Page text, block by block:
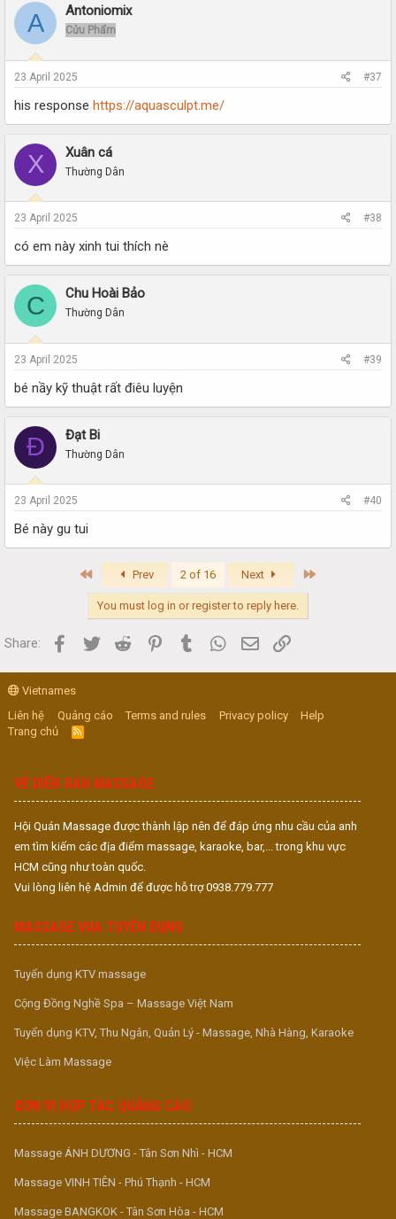
A Antoniomix
Cửu Phẩm
23 April 2025 #37
his response https://aquasculpt.me/
X Xuân cá
Thường Dân
23 April 2025 #38
có em này xinh tui thích nè
C Chu Hoài Bảo
Thường Dân
23 April 2025 #39
bé nầy kỹ thuật rất điêu luyện
Đ Đạt Bi
Thường Dân
23 April 2025 #40
Bé này gu tui
Prev 2 of 16 Next
You must log in or register to reply here.
Share: Facebook
Twitter Reddit PinterestTumblr WhatsApp
Email
Vietnames
Liên hệ
Quảng cáo Terms and rules Privacy policy
Help
Trang chủ
R
S
VỀ DIỄN ĐÀN MASSAGE
Hội Quán Massage được thành lập nên để đáp ứng nhu cầu của anh
em tìm kiếm các địa điểm massage, karaoke, bar,... trong khu vực
HCM cũng như toàn quốc.
Vui lòng liên hệ Admin để được hỗ trợ 0938.779.777
MASSAGE VUA TUYỂN DỤNG
Tuyển dụng KTV massage
Cộng Đồng Nghề Spa – Massage Việt Nam
Tuyển dụng KTV, Thu Ngân, Quản Lý - Massage, Nhà Hàng, Karaoke
Việc Làm Massage
ĐƠN VỊ HỢP TÁC QUẢNG CÁO
Massage ÁNH DƯƠNG - Tân Sơn Nhì - HCM
Massage VINH TIÊN - Phú Thạnh - HCM
Massage BANGKOK - Tân Sơn Hòa - HCM